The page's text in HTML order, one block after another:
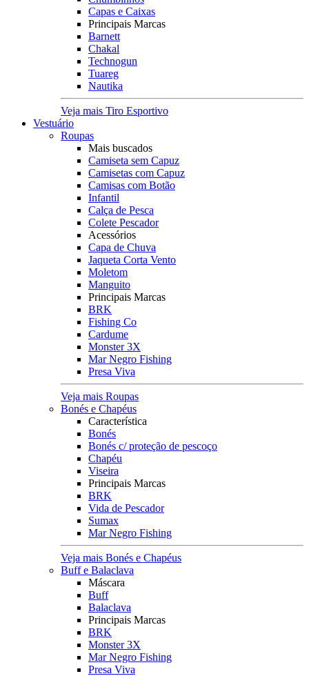
Capas e Caixas
Principais Marcas
Barnett
Chakal
Technogun
Tuareg
Nautika
Veja mais Tiro Esportivo
Vestuário
Roupas
Mais buscados
Camiseta sem Capuz
Camisetas com Capuz
Camisas com Botão
Infantil
Calça de Pesca
Colete Pescador
Acessórios
Capa de Chuva
Jaqueta Corta Vento
Moletom
Manguito
Principais Marcas
BRK
Fishing Co
Cardume
Monster 3X
Mar Negro Fishing
Presa Viva
Veja mais Roupas
Bonés e Chapéus
Característica
Bonés
Bonés c/ proteção de pescoço
Chapéu
Viseira
Principais Marcas
BRK
Vida de Pescador
Sumax
Mar Negro Fishing
Veja mais Bonés e Chapéus
Buff e Balaclava
Máscara
Buff
Balaclava
Principais Marcas
BRK
Monster 3X
Mar Negro Fishing
Presa Viva